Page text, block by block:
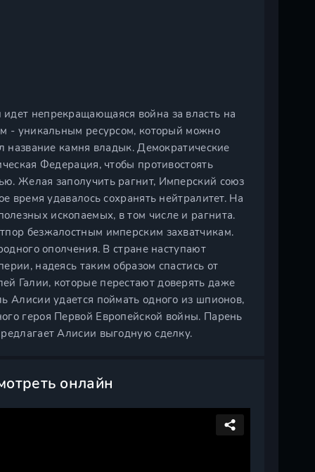
непрекращающаяся война за власть на
- уникальным ресурсом, который можно
название камня владык. Демократические
Федерация, чтобы противостоять
Желая заполучить рагнит, Имперский союз
время удавалось сохранять нейтралитет. На
ископаемых, в том числе и рагнита.
безжалостным имперским захватчикам.
ополчения. В стране наступают
надеясь таким образом спастись от
Галии, которые перестают доверять даже
Алисии удается поймать одного из шпионов,
героя Первой Европейской войны. Парень
Алисии выгодную сделку.
онлайн